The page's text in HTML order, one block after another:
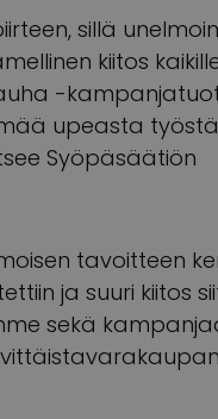
sillä
kiitos
-
upeasta
Syöpäsäätiön
tavoitteen
ja suuri kiitos
sekä